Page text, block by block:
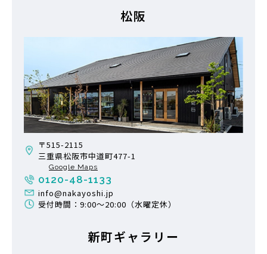
松阪
〒515-2115
三重県松阪市中道町477-1
Google Maps
0120-48-1133
info@nakayoshi.jp
受付時間：9:00〜20:00（水曜定休）
新町ギャラリー